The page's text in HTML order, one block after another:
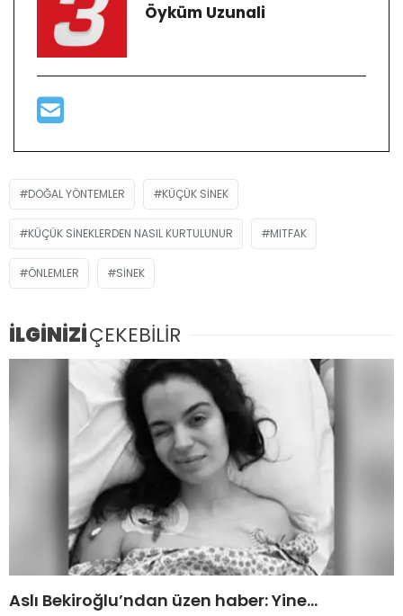
Öyküm Uzunali
DOĞAL YÖNTEMLER KÜÇÜK SINEK
KÜÇÜK SINEKLERDEN NASIL KURTULUNUR MITFAK
ÖNLEMLER SINEK
İLGİNİZİÇEKEBİLİR
Aslı Bekiroğlu’ndan üzen haber: Yine…